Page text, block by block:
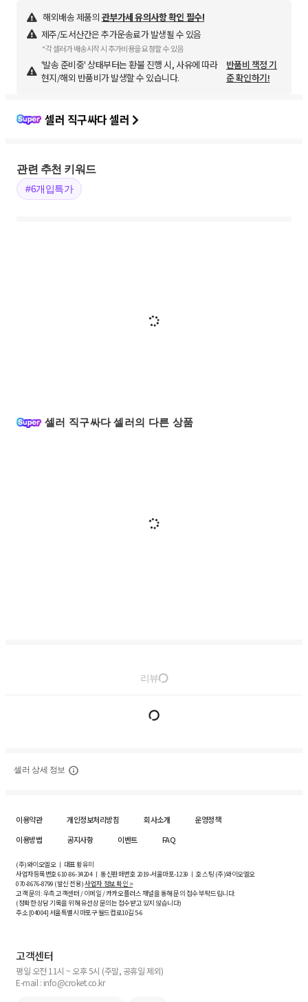
해외배송 제품의 관부가세 유의사항 확인 필수!
제주/도서산간은 추가운송료가 발생될 수 있음
*각 셀러가 배송시작 시 추가비용을 요청할 수 있음
'발송 준비중' 상태부터는 환불 진행 시, 사유에 따라
현지/해외 반품비가 발생할 수 있습니다.
반품비 책정 기
준 확인하기!
셀러 직구싸다 셀러
관련 추천 키워드
#6개입특가
셀러 직구싸다 셀러의 다른 상품
리뷰
셀러 상세 정보
이용약관 개인정보처리방침 회사소개
운영정책
이용방법
공지사항 이벤트 FAQ
(주)와이오엘오 ㅣ 대표 황유미
사업자등록번호610-86-34204ㅣ 통신판매번호 2019-서울마포-1239 ㅣ 호스팅 (주)와이오엘오
070-8676-8799 (발신 전용)사업자 정보 확인 >
고객 문의: 우측 고객센터 / 이메일 / 카카오플러스 채널을 통해 문의 접수 부탁드립니다.
(정확한 상담 기록을 위해 유선상 문의는 접수받고 있지 않습니다)
주소 [04004] 서울특별시 마포구 월드컵로10길5-6
고객센터
평일 오전 11시 ~ 오후 5시 (주말, 공휴일 제외)
E-mail : info@croket.co.kr